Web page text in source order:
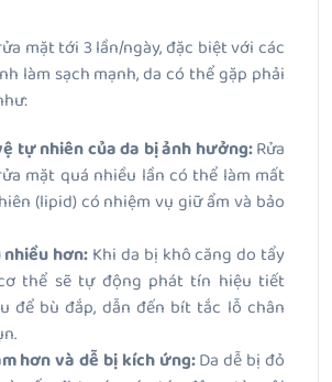
mặt tới 3 lần/ngày, đặc biệt với các
làm sạch mạnh, da có thể gặp phải
tự nhiên của da bị ảnh hưởng:Rửa
mặt quá nhiều lần có thể làm mất
(lipid) có nhiệm vụ giữ ẩm và bảo
hơn:Khi da bị khô căng do tẩy
thể sẽ tự động phát tín hiệu tiết
để bù đắp, dẫn đến bít tắc lỗ chân
hơn và dễ bị kích ứng:Da dễ bị đỏ